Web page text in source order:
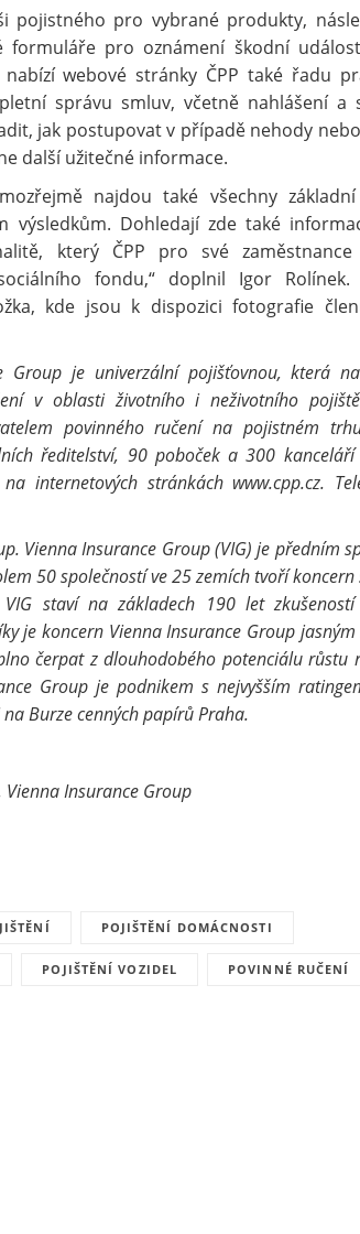
pojistného pro vybrané produkty,
pro oznámení škodní
webové stránky ČPP také řadu
správu smluv, včetně nahlášení a
jak postupovat v případě nehody
další užitečné informace.
najdou také všechny
Dohledají zde také
který ČPP pro své zaměstnance
fondu,“ doplnil Igor
kde jsou k dispozici fotografie
Group je univerzální pojišťovnou, která
v oblasti životního i neživotního
povinného ručení na pojistném
ředitelství, 90 poboček a 300
internetových stránkách www.cpp.cz.
Vienna Insurance Group (VIG) je předním
50 společností ve 25 zemích tvoří
staví na základech 190 let
je koncern Vienna Insurance Group
čerpat z dlouhodobého potenciálu růstu
Group je podnikem s nejvyšším
Burze cenných papírů Praha.
Insurance Group
POJIŠTĚNÍ DOMÁCNOSTI
POJIŠTĚNÍ VOZIDEL POVINNÉ RUČENÍ